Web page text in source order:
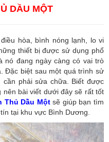
DẦU MỘT
hòa, bình nóng lạnh, lo vi
thiết bị được sử dụng phổ
nó đang ngày càng có vai trò
Đặc biệt sau một quá trình sử
cần phải sửa chữa. Biết được
nên bài viết dưới đây sẽ rất tốt
Thủ Dầu Một sẽ giúp bạn tìm
tại khu vực Bình Dương.